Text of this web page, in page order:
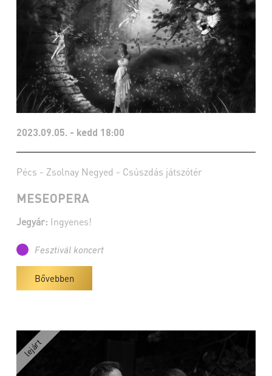
2023.09.05. - kedd 18:00
Pécs - Zsolnay Negyed - Csúszdás játszótér
MESEOPERA
Jegyár: Ingyenes!
Fesztivál koncert
Bővebben